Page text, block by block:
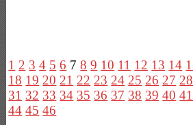
1 2 3 4 5 6 7 8 9 10 11 12 13 14
18 19 20 21 22 23 24 25 26 27 28
31 32 33 34 35 36 37 38 39 40 41
44 45 46